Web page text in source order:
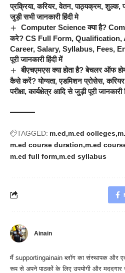
प्रक्रिया, करियर, वेतन, पाठ्यक्रम, शुल्क,
जुड़ी सभी जानकारी हिंदी मे
Computer Science क्या है?
करे? CS Full Form, Qualification,
Career, Salary, Syllabus, Fees,
पूरी जानकारी हिंदी में
बीएचएमएस क्या होता है? बेचलर ऑफ
कैसे करें? योग्यता, एडमिशन प्रोसेस,
परीक्षा, कार्यक्षेत्र आदि से जुड़ी पूरी जानकारी
TAGGED: m.ed m.ed colleges
m.ed course duration m.ed
m.ed full form m.ed syllabus
Ainain
मैं supportingainain ब्लॉग का संस्थापक और
रूप से अपने पाठकों के लिए उपयोगी और मददगार